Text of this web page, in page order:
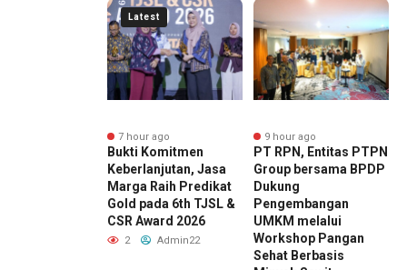
Latest
7 hour ago
Bukti Komitmen
Keberlanjutan, Jasa
Marga Raih Predikat
Gold pada 6th TJSL &
CSR Award 2026
2 Admin22
9 hour ago
PT RPN, Entitas PTPN
Group bersama BPDP
Dukung
Pengembangan
UMKM melalui
Workshop Pangan
Sehat Berbasis